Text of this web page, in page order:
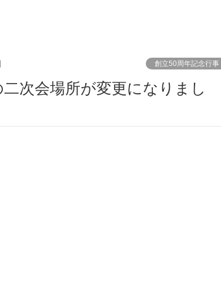
創立50周年記念行事